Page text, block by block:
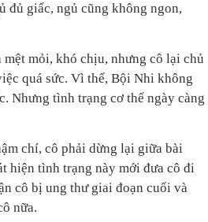
đủ giấc, ngủ cũng không ngon,
mỏi, khó chịu, nhưng cô lại chủ
quá sức. Vì thế, Bội Nhi không
Nhưng tình trạng cơ thể ngày càng
chí, cô phải dừng lại giữa bài
hiện tình trạng này mới đưa cô đi
cô bị ung thư giai đoạn cuối và
nữa.